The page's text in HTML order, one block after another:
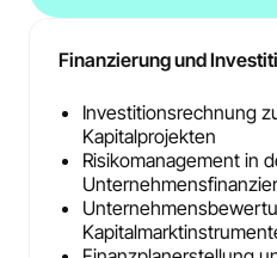
Finanzierung und
Investitionsrechnung
Kapitalprojekten
Risikomanagement in